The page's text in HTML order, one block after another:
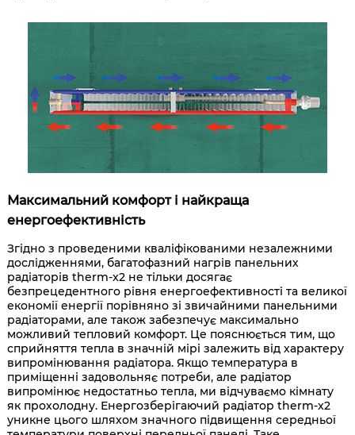
Максимальний комфорт і найкраща
енергоефективність
Згідно з проведеними кваліфікованими незалежними
дослідженнями, багатофазний нагрів панельних
радіаторів therm-x2 не тільки досягає
безпрецедентного рівня енергоефективності та великої
економії енергії порівняно зі звичайними панельними
радіаторами, але також забезпечує максимально
можливий тепловий комфорт. Це пояснюється тим, що
сприйняття тепла в значній мірі залежить від характеру
випромінювання радіатора. Якщо температура в
приміщенні задовольняє потреби, але радіатор
випромінює недостатньо тепла, ми відчуваємо кімнату
як прохолодну. Енергозберігаючий радіатор therm-x2
уникне цього шляхом значного підвищення середньої